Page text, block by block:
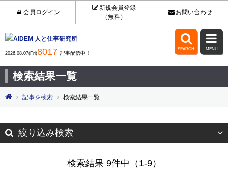
会員ログイン
新規会員登録
（無料）
お問い合わせ
2026.08.07(Fri)8017 記事配信中！

SEARCH

MENU
検索結果一覧
記事を検索 検索結果一覧
絞り込み検索
検索結果 9件中（1-9）